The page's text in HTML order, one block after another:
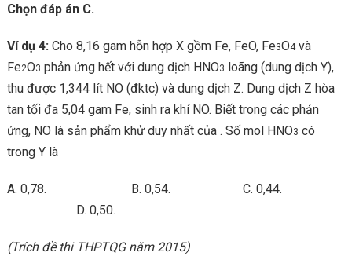
Chọn đáp án C.
Ví dụ 4:Cho 8,16 gam hỗn hợp X gồm Fe, FeO, Fe3O4và
Fe2O3 phản ứng hết với dung dịch HNO3 loãng (dung dịch Y),
thu được 1,344 lít NO (đktc) và dung dịch Z. Dung dịch Z hòa
tan tối đa 5,04 gam Fe, sinh ra khí NO. Biết trong các phản
ứng, NO là sản phẩm khử duy nhất của . Số mol HNO3 có
trong Y là
A. 0,78. B. 0,54. C. 0,44.
D. 0,50.
(Trích đề thi THPTQG năm 2015)